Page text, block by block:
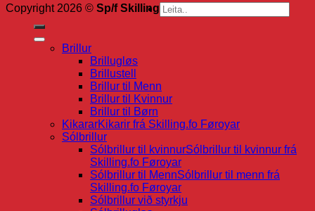
Copyright 2026 © Sp/f Skilling Search
for:
Brillur
Brillugløs
Brillustell
Brillur til Menn
Brillur til Kvinnur
Brillur til Børn
KikararKikarir frá Skilling.fo Føroyar
Sólbrillur
Sólbrillur til kvinnurSólbrillur til kvinnur frá
Skilling.fo Føroyar
Sólbrillur til MennSólbrillur til menn frá
Skilling.fo Føroyar
Sólbrillur við styrkju